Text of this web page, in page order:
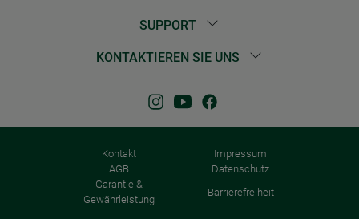
SUPPORT
KONTAKTIEREN SIE UNS
Kontakt
Impressum
AGB
Datenschutz
Garantie &
Gewährleistung
Barrierefreiheit